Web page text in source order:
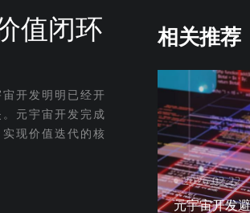
值闭环
开发明明已经开
元宇宙开发完成
现价值迭代的核
相关推荐
2026.02.22
元宇宙开发